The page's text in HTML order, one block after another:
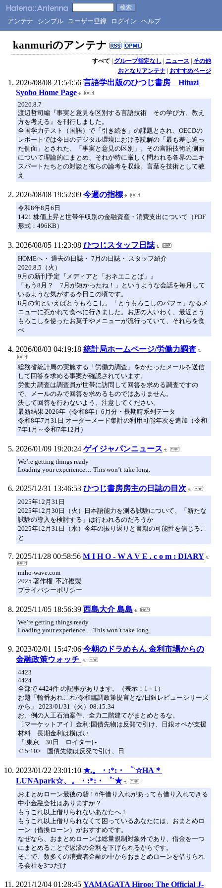
アンテナ シンプル ユーザー登録 ログイン ヘルプ
kanmuriのアンテナ
すべて | グループ指定なし | ニュース | その他
おとなりアンテナ| おすすめページ
2026/08/08 21:54:56 言語学出版のひつじ書房 Hituzi
Syobo Home Page
2026.8.7
渡辺哲司編『事実と意見を区別する言語技術 その学び方、教え
方を考える』を刊行しました。
全国学力テスト（国語）で「引き続き」の課題とされ、OECDの
レポートでは今日のデジタル環境における読解の「最も差し迫っ
た側面」とされた、「事実と意見の区別」。その言語技術的側面
について理論的にまとめ、それが特に厳しく問われる各界のエキ
スパートたちとの対談と彼らの論考を収録。言葉を技術として教
え
2026/08/08 19:52:09 今週の指標
令和8年8月6日
1421 株価上昇と世帯年収別の金融資産・消費支出について（PDF
形式：496KB）
2026/08/05 11:23:08 ひつじスタッフ日誌
HOMEへ・ 過去の日誌・ 7月の日誌・ スタッフ紹介
2026.8.5（火）
9月の新刊予定『メディアと「おネエことば」』
「もう8月？ 7月が短かったね！」というような会話を毎月して
いるような気がする今日この頃です。
8月の旬といえばとうもろこし。「とうもろこしのパフェ」なるメ
ニューに惹かれて食べに行きました。お店の人いわく、最近とう
もろこしを使ったお菓子やメニューが流行っていて、それらを食
べ
2026/08/03 04:19:18 統計局ホームページ/労働力調査
総務省統計局の実施する「労働力調査」をかたったメールを送信
して回答を求める事案が確認されています。
労働力調査は調査員が世帯に訪問して回答を求める調査ですの
で、メールのみで回答を求めるものではありません。
決して回答を行わないよう、注意してください。
最新結果 2026年（令和8年）6月分・長期時系列データ
令和8年7月31日 オーダーメード集計の利用可能年次を追加（令和
7年1月～令和7年12月）
2026/01/09 19:20:24 ゲイジャパンニュース
We’re getting things ready
Loading your experience… This won’t take long.
2025/12/31 13:46:53 ひつじ書房房主の日誌の目次
2025年12月31日
2025年12月30日（火）日本語能力を測る試験について、「新たな
試験の導入を検討する」は行われるのだろうか
2025年12月31日（水）今年の振り返りと書籍の可能性を信じるこ
と
2025/11/28 00:58:56 M I H O - W A V E . c o m : DIARY
miho-wave.com
2025 著作権. 不許複製
プライバシーポリシー
2025/11/05 18:56:39 西島大介 島島
We’re getting things ready
Loading your experience… This won’t take long.
2023/02/01 15:47:06 今朝のドラめもん 金利市場からの
金融政策ウォッチ
4423
4424
全部で 4424件 の記事があります。（表示：1－1）
お題「輪番あれこれ/令和臨調政策提言とな/日銀レビューシリーズ
から」 2023/01/31（火）08:15:34
お、例の人工石油案件、全力二階建てがまとめとるな。
〔マーケットアイ〕金利:国債先物は反発で引け、日銀オペが支援
材料 長期金利は横ばい
『[東京 30日 ロイター] -
<15:10> 国債先物は反発で引け、日
2023/01/22 23:01:10 ★.。・:*:・゜`☆HA＊
LUNApark☆、。・:*:・゜`★
おまとめローン最後の砦！6件借り入れがあっても借り入れできる
中小金融会社はありますか？
もうこれ以上借りられないあなたへ！
もうこれ以上借りられなくて困っているあなたには、おまとめロ
ーン（借換ローン）がおすすめです。
なぜなら、おまとめローンは総量規制対象外であり、借金を一つ
にまとめることで返済の金利を下げられるからです。
そこで、数多くの消費者金融の中からおまとめローンを借りられ
る会社を3つだけ
2021/12/04 01:28:45 YAMAGATA Hiroo: The Official J-